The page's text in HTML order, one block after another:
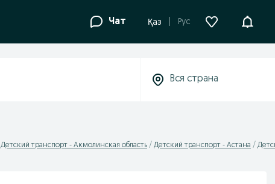
Чат Қаз Рус
Детский транспорт - Акмолинская область Детский транспорт - Астана